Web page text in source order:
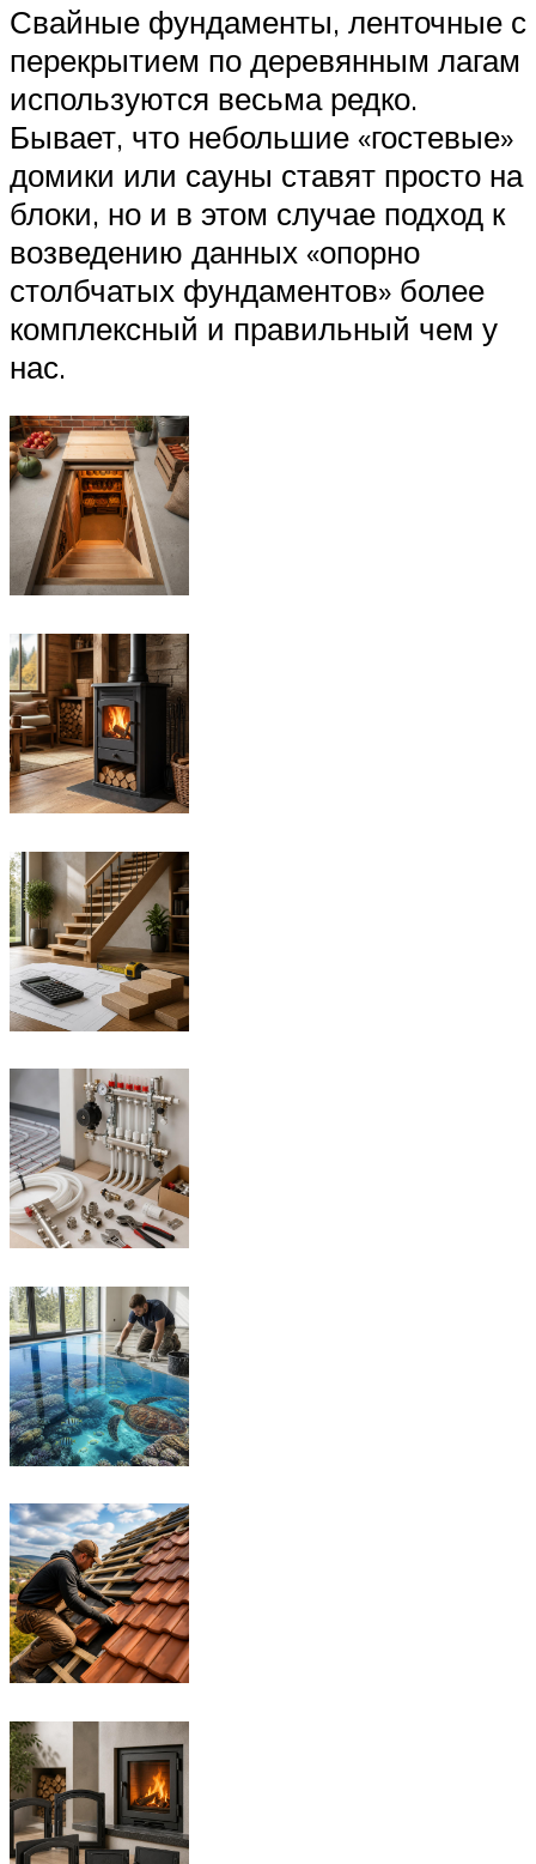
Свайные фундаменты, ленточные с
перекрытием по деревянным лагам
используются весьма редко.
Бывает, что небольшие «гостевые»
домики или сауны ставят просто на
блоки, но и в этом случае подход к
возведению данных «опорно
столбчатых фундаментов» более
комплексный и правильный чем у
нас.